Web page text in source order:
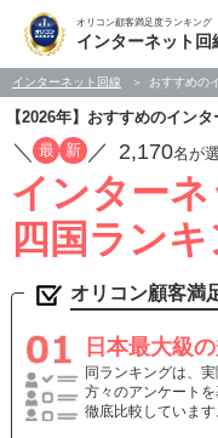
オリコン顧客満足度ランキング
インターネット回
インターネット回線 おすすめの
【2026年】おすすめのイン
／ 最 新 ／ 2,170名が
インターネ
四国ラン
オリコン顧客満
日本最大級
同ランキングは、
方々のアンケート
徹底比較していま